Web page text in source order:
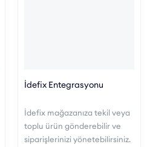
İdefix Entegrasyonu
İdefix mağazanıza tekil veya
toplu ürün gönderebilir ve
siparişlerinizi yönetebilirsiniz.